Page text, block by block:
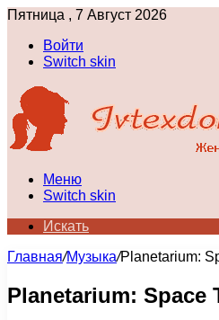
Пятница , 7 Август 2026
Войти
Switch skin
Меню
Switch skin
Искать
Главная/Музыка/Planetarium:
Planetarium: Space